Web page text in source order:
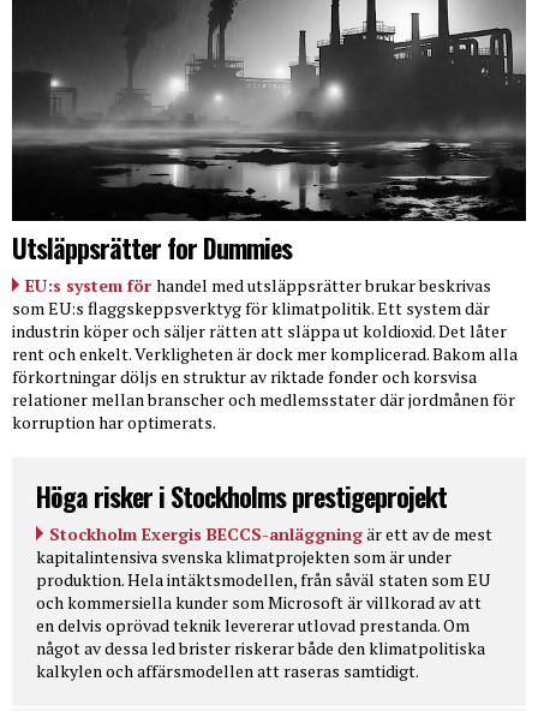
Utsläppsrätter for Dummies
EU:s system för handel med utsläppsrätter brukar beskrivas
som EU:s flaggskeppsverktyg för klimatpolitik. Ett system där
industrin köper och säljer rätten att släppa ut koldioxid. Det låter
rent och enkelt. Verkligheten är dock mer komplicerad. Bakom alla
förkortningar döljs en struktur av riktade fonder och korsvisa
relationer mellan branscher och medlemsstater där jordmånen för
korruption har optimerats.
Höga risker i Stockholms prestigeprojekt
Stockholm Exergis BECCS-anläggningär ett av de mest
kapitalintensiva svenska klimatprojekten som är under
produktion. Hela intäktsmodellen, från såväl staten som EU
och kommersiella kunder som Microsoft är villkorad av att
en delvis oprövad teknik levererar utlovad prestanda. Om
något av dessa led brister riskerar både den klimatpolitiska
kalkylen och affärsmodellen att raseras samtidigt.